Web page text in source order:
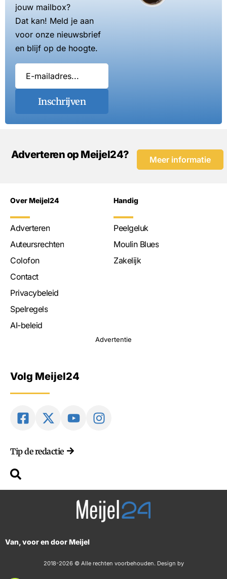
jouw mailbox?
Dat kan! Meld je aan
voor onze nieuwsbrief
en blijf op de hoogte.
Inschrijven
Adverteren op Meijel24? Meer informatie
Over Meijel24
Adverteren
Auteursrechten
Colofon
Contact
Privacybeleid
Spelregels
AI-beleid
Handig
Peelgeluk
Moulin Blues
Zakelijk
Advertentie
Volg Meijel24
Tip de redactie
Van, voor en door Meijel
2018-2026 © Alle rechten voorbehouden. Design by